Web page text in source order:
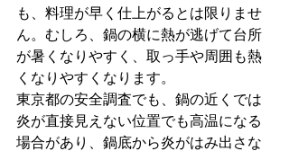
も、料理が早く仕上がるとは限りませ
ん。むしろ、鍋の横に熱が逃げて台所
が暑くなりやすく、取っ手や周囲も熱
くなりやすくなります。
東京都の安全調査でも、鍋の近くでは
炎が直接見えない位置でも高温になる
場合があり、鍋底から炎がはみ出さな